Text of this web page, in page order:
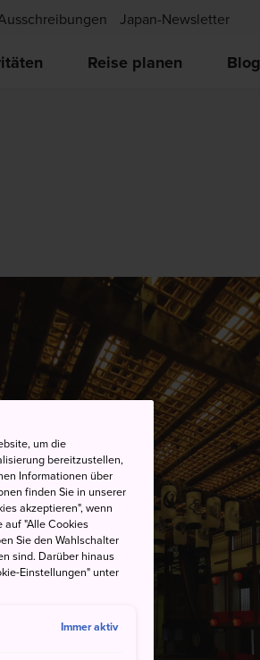
Japan-Newsletter
Reise planen Blog
um die
bereitzustellen,
Informationen über
finden Sie in unserer
akzeptieren", wenn
auf "Alle Cookies
Sie den Wahlschalter
sind. Darüber hinaus
Einstellungen" unter
Immer aktiv